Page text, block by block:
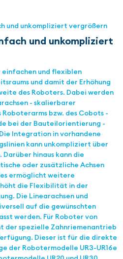
und unkompliziert
einfachen und flexiblen
und damit der Erhöhung
des Roboters. Dabei werden
- skalierbarer
bzw. des Cobots -
bei der Bauteilorientierung -
Integration in vorhandene
kann unkompliziert über
hinaus kann die
oder zusätzliche Achsen
ermöglicht weitere
die Flexibilität in der
Die Linearachsen und
auf die gewünschten
werden. Für Roboter von
der spezielle Zahnriemenantrieb
Dieser ist für die direkte
der Robotermodelle UR3-UR16e